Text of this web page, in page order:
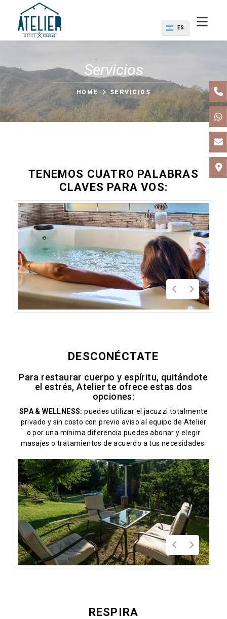
ES
Servicios
HOME SERVICIOS
TENEMOS CUATRO PALABRAS
CLAVES PARA VOS:
DESCONÉCTATE
Para restaurar cuerpo y espíritu, quitándote
el estrés, Atelier te ofrece estas dos
opciones:
SPA & WELLNESS: puedes utilizar el jacuzzi totalmente
privado y sin costo con previo aviso al equipo de Atelier
o por una mínima diferencia puedes abonar y elegir
masajes o tratamientos de acuerdo a tus necesidades.
RESPIRA